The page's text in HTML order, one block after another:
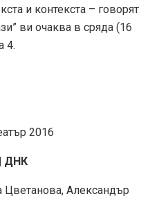
и контекста – говорят
ви очаква в сряда (16
4.
2016
ДНК
Цветанова, Александър